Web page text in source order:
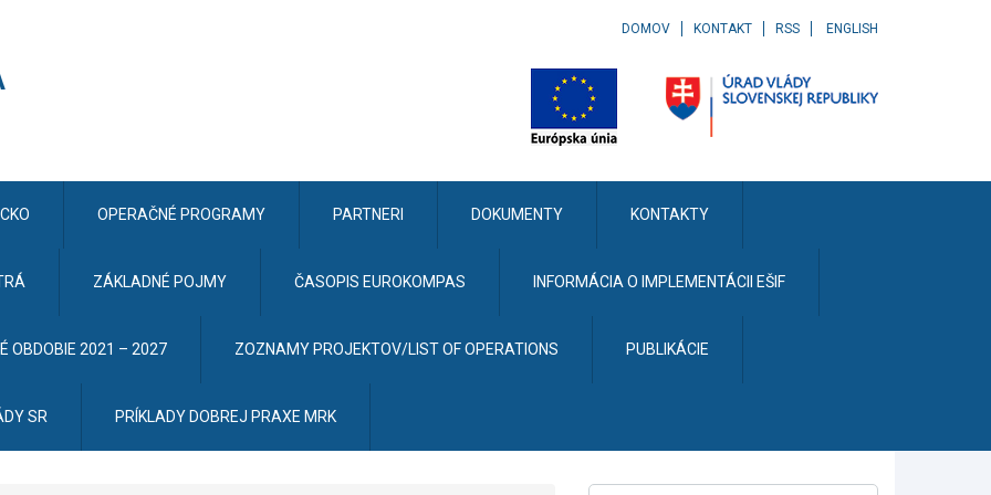
DOMOV KONTAKT RSS ENGLISH
CKO OPERAČNÉ PROGRAMY PARTNERI DOKUMENTY KONTAKTY
ZÁKLADNÉ POJMY ČASOPIS EUROKOMPAS INFORMÁCIA O IMPLEMENTÁCII EŠIF
OBDOBIE 2021 – 2027 ZOZNAMY PROJEKTOV/LIST OF OPERATIONS PUBLIKÁCIE
SR PRÍKLADY DOBREJ PRAXE MRK